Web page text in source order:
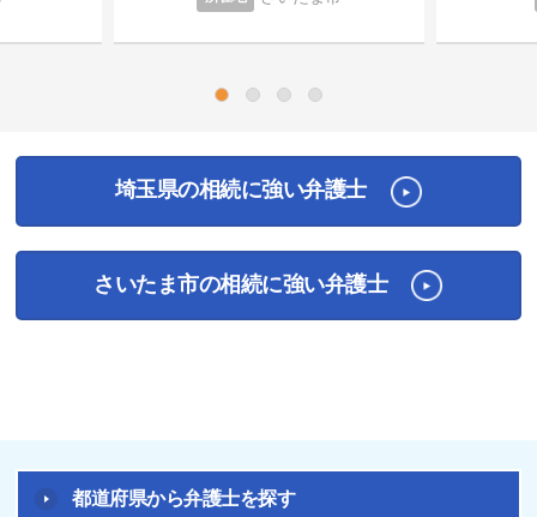
埼玉県の相続に強い弁護士
さいたま市の相続に強い弁護士
都道府県から弁護士を探す